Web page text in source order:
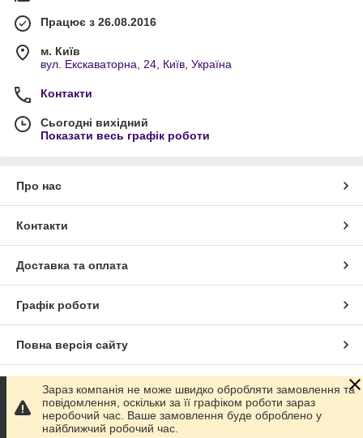
Працює з 26.08.2016
м. Київ
вул. Екскаваторна, 24, Київ, Україна
Контакти
Сьогодні вихідний
Показати весь графік роботи
Про нас
Контакти
Доставка та оплата
Графік роботи
Повна версія сайту
Сайт створено на маркетплейсі Prom.ua
Політика конфіденційності
Зараз компанія не може швидко обробляти замовлення та
повідомлення, оскільки за її графіком роботи зараз
неробочий час. Ваше замовлення буде оброблено у
найближчий робочий час.